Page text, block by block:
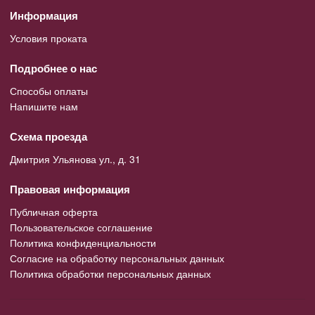
Информация
Условия проката
Подробнее о нас
Способы оплаты
Напишите нам
Схема проезда
Дмитрия Ульянова ул., д. 31
Правовая информация
Публичная оферта
Пользовательское соглашение
Политика конфиденциальности
Согласие на обработку персональных данных
Политика обработки персональных данных